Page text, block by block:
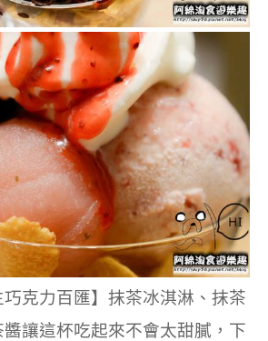
克力百匯】抹茶冰淇淋、抹茶
讓這杯吃起來不會太甜膩，下